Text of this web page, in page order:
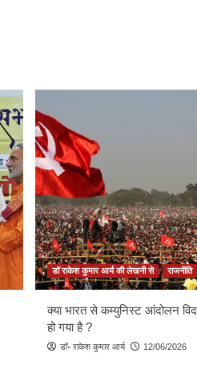
डॉ राकेश कुमार आर्य की लेखनी से राजनीति
क्या भारत से कम्युनिस्ट आंदोलन
हो गया है ?
डॉ॰ राकेश कुमार आर्य 12/06/2026